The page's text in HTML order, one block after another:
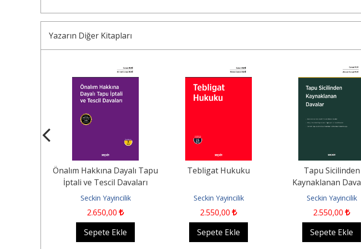
Yazarın Diğer Kitapları
Önalım Hakkına Dayalı Tapu
İptali ve Tescil Davaları
Seckin Yayincilik
2.650,00
Sepete Ekle
Tebligat Hukuku
Seckin Yayincilik
2.550,00
Sepete Ekle
Tapu Sicilinden
Kaynaklanan
Seckin Yayincilik
2.550,00
Sepete Ekle